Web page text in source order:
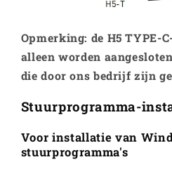
Opmerking: de H5 TYPE-
alleen worden
die door ons bedrijf zijn
Stuurprogramma-
Voor installatie van
stuurprogramma's